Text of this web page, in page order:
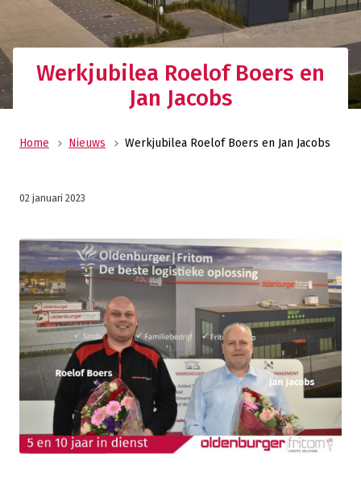
Werkjubilea Roelof Boers en
Jan Jacobs
Home Nieuws Werkjubilea Roelof Boers en Jan Jacobs
02 januari 2023